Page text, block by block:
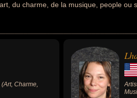
du charme, de la musique, people ou
Charme,